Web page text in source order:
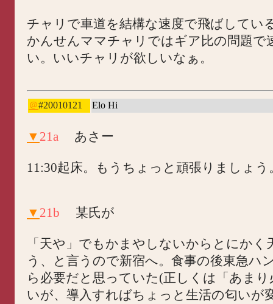
チャリで車道を結構な速度で飛ばしてい
かんせんママチャリではギア比の問題で
い。いいチャリが欲しいなぁ。
＠#20010121 Elo Hi
▼ 21a あさー
11:30起床。もうちょっと頑張りましょう
▼ 21b 某氏が
「天や」でもかまやしないからとにかく
う、と言うので新宿へ。食事の後東急ハ
ら必要だと思っていた(正しくは「あま
いが、導入すればちょっと生活の匂いが